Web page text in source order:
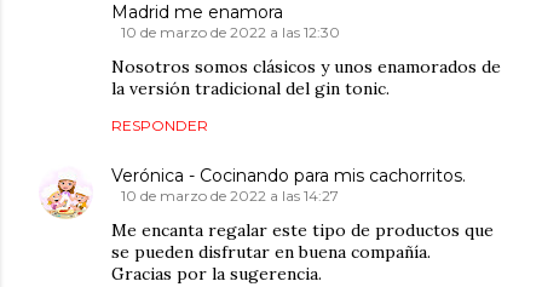
Madrid me enamora
10 de marzo de 2022 a las 12:30
Nosotros somos clásicos y unos enamorados de
la versión tradicional del gin tonic.
RESPONDER
Verónica - Cocinando para mis cachorritos.
10 de marzo de 2022 a las 14:27
Me encanta regalar este tipo de productos que
se pueden disfrutar en buena compañía.
Gracias por la sugerencia.